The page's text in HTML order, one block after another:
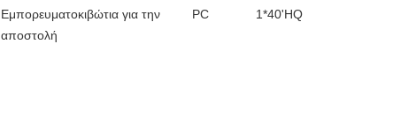
Εμπορευματοκιβώτια για την
αποστολή
PC 1*40'HQ